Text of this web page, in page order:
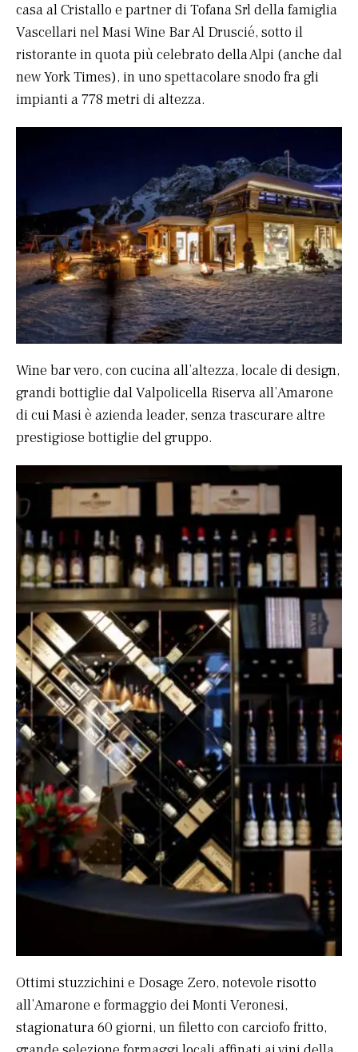
casa al Cristallo e partner di Tofana Srl della famiglia
Vascellari nel Masi Wine Bar Al Druscié, sotto il
ristorante in quota più celebrato della Alpi (anche dal
new York Times), in uno spettacolare snodo fra gli
impianti a 778 metri di altezza.
Wine bar vero, con cucina all’altezza, locale di design,
grandi bottiglie dal Valpolicella Riserva all’Amarone
di cui Masi è azienda leader, senza trascurare altre
prestigiose bottiglie del gruppo.
Ottimi stuzzichini e Dosage Zero, notevole risotto
all’Amarone e formaggio dei Monti Veronesi,
stagionatura 60 giorni, un filetto con carciofo fritto,